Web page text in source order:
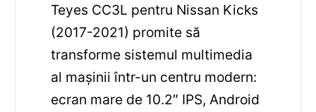
Teyes CC3L pentru Nissan Kicks
(2017-2021) promite să
transforme sistemul multimedia
al mașinii într-un centru modern:
ecran mare de 10.2″ IPS, Android